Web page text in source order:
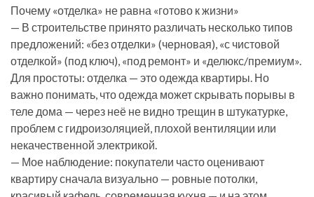
Почему «отделка» не равна «готово к жизни»
— В строительстве принято различать несколько типов
предложений: «без отделки» (черновая), «с чистовой
отделкой» (под ключ), «под ремонт» и «делюкс/премиум».
Для простоты: отделка — это одежда квартиры. Но
важно понимать, что одежда может скрывать порывы в
теле дома — через неё не видно трещин в штукатурке,
проблем с гидроизоляцией, плохой вентиляции или
некачественной электрикой.
— Мое наблюдение: покупатели часто оценивают
квартиру сначала визуально — ровные потолки,